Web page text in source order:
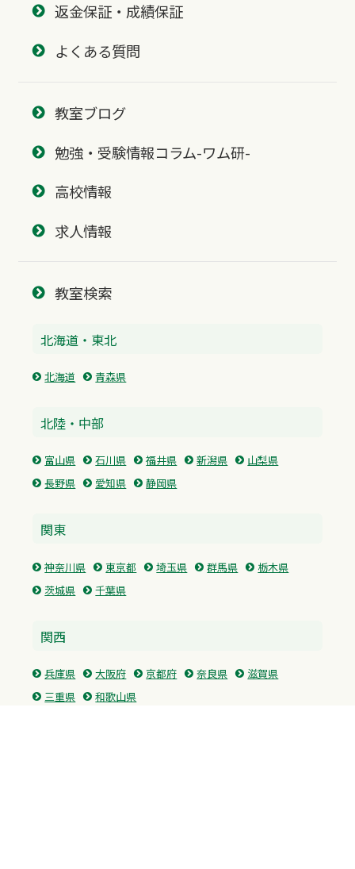
返金保証・成績保証
よくある質問
教室ブログ
勉強・受験情報コラム-ワム研-
高校情報
求人情報
教室検索
北海道・東北
北海道 青森県
北陸・中部
富山県 石川県 福井県 新潟県
山梨県
長野県
愛知県 静岡県
関東
神奈川県 東京都 埼玉県 群馬県
栃木県
茨城県
千葉県
関西
兵庫県 大阪府 京都府 奈良県
滋賀県
三重県
和歌山県